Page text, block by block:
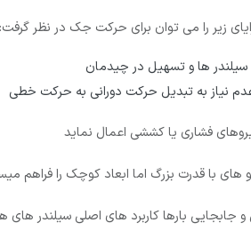
زیر را می توان برای حرکت جک در نظر گرفت:
ها و تسهیل در چیدمان
عدم نیاز به تبدیل حرکت دورانی به حرکت خطی
فشاری یا کششی اعمال نماید
با قدرت بزرگ اما ابعاد کوچک را فراهم
و جابجایی بارها کاربرد های اصلی سیلندر